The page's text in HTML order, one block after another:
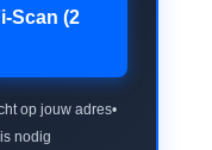
Scan (2
op jouw adres•
nodig